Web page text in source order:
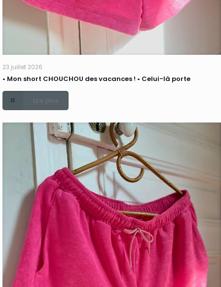
23 juillet 2026
• Mon short CHOUCHOU des vacances ! • Celui-là porte
Lire plus